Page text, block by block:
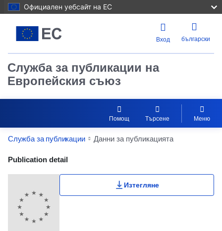
Официален уебсайт на ЕС
Вход български
Служба за публикации на
Европейския съюз
Помощ Търсене Меню
Служба за публикации Данни за публикацията
Publication Detail Actions Portlet
Publication detail
Изтегляне